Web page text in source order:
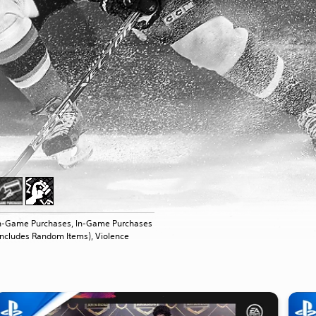
Game Purchases, In-Game Purchases
Random Items), Violence